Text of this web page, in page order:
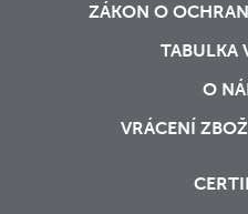
ZÁKON O
TABULKA
O
VRÁCENÍ